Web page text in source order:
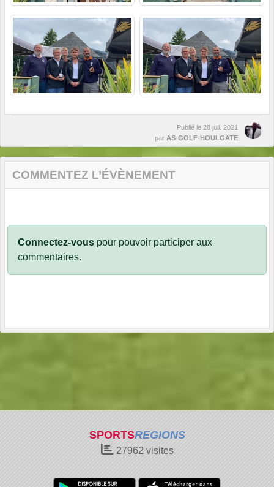
Publié le 28 juil. 2021
par AS-GOLF-HOULGATE
COMMENTEZ L’ÉVÈNEMENT
Connectez-vous pour pouvoir participer aux
commentaires.
SPORTSREGIONS
27962 visites